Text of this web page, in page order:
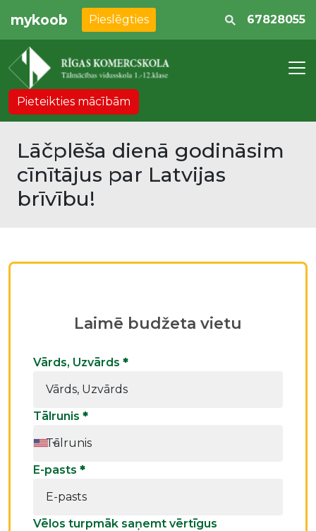
mykoob Pieslēgties 67828055
Pieteikties mācībām
Lāčplēša dienā godināsim
cīnītājus par Latvijas
brīvību!
Laimē budžeta vietu
Vārds, Uzvārds *
Tālrunis *
E-pasts *
Vēlos turpmāk saņemt vērtīgus